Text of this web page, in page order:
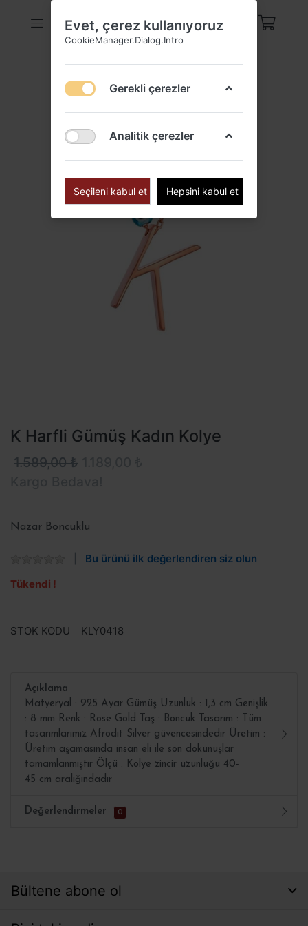
K Harfli Gümüş Kadın Kolye
1.589,00 ₺
Nazar Boncuklu
Bu ürünü ilk değerlendiren siz olun
Tükendi !
STOK KODU KLY0418
Açıklama
Matyeryal : 925 Ayar Gümüş Uzunluk : 1,3 cm Genişlik
: 8 mm Renk : Rose Gold Taş : Boncuk Tasarım : Tüm
tasarımlarımız Afrodit Silver güvencesindedir Üretim :
Üretim aşamasında insan eli ile son dokunuşlar
tamamlanmıştır Ölçü : Kolye zincir uzunluğu 40-
45 cm aralığındadır
Değerlendirmeler 0
Bültene abone ol
Evet, çerez kullanıyoruz
CookieManager.Dialog.Intro
Gerekli çerezler
Analitik çerezler
Seçileni kabul et Hepsini kabul et